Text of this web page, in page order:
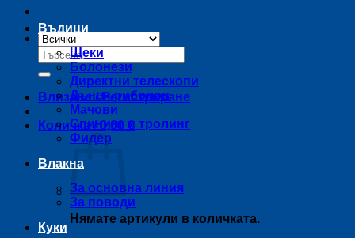
Търсене
за:
Влизане / Регистриране
Количка /0,00 €
Нямате артикули в количката.
Въдици
Щеки
Болонези
Директни телескопи
Дънен риболов
Мачови
Спининг и тролинг
Фидер
Влакна
За основна линия
За поводи
Куки